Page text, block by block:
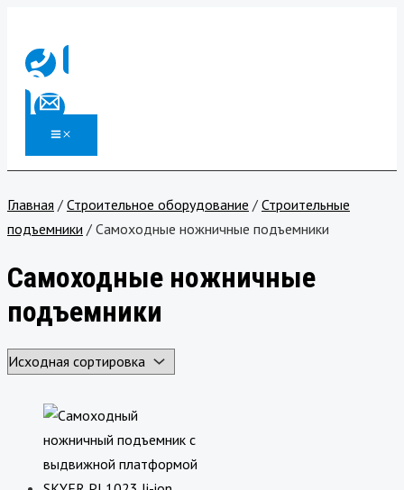
содержимому
Главная / Строительное оборудование / Строительные
подъемники / Самоходные ножничные подъемники
Самоходные ножничные
подъемники